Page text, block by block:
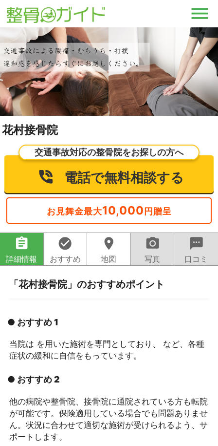
花村接骨院
交通事故対応の整骨院をお探しの方へ
電話で無料相談する
お見舞金最大10,000 円贈呈
assignment
詳細情報
check_circle
おすすめ
location_on
地図
camera_alt
写真
sms
口コミ
「花村接骨院」のおすすめポイント
● おすすめ 1
当院は を用いた施術を専門としており、 など、各種
症状の緩和に自信をもっています。
● おすすめ 2
他の病院や整骨院、接骨院に通院されている方も転院
が可能です。保険適用している場合でも問題ありませ
ん。状況に合わせて適切な施術が受けられるよう、サ
ポートします。